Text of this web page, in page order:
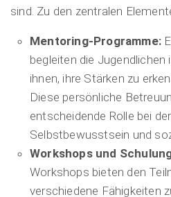
sind. Zu den zentralen
Mentoring-Programme:
begleiten die Jugendlichen
ihnen, ihre Stärken zu
Diese persönliche
entscheidende Rolle bei
Selbstbewusstsein und
Workshops und
Workshops bieten den
verschiedene Fähigkeiten